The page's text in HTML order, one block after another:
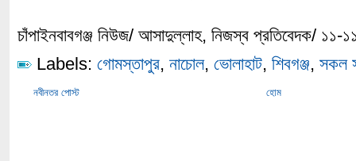
চাঁপাইনবাবগঞ্জ নিউজ/ আসাদুল্লাহ, নিজস্ব প্রতিবেদক/ ১১-
Labels: গোমস্তাপুর, নাচোল, ভোলাহাট, শিবগঞ্জ, সকল
নবীনতর পোস্ট হোম